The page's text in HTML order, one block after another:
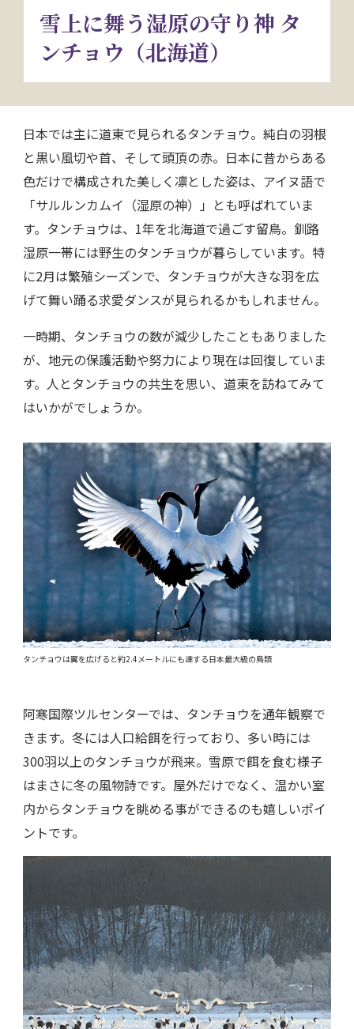
電話にてお問い合わせ
検索
雪上に舞う湿原の守り神 タ
ンチョウ（北海道）
日本では主に道東で見られるタンチョウ。純白の羽根
と黒い風切や首、そして頭頂の赤。日本に昔からある
色だけで構成された美しく凛とした姿は、アイヌ語で
「サルルンカムイ（湿原の神）」とも呼ばれていま
す。タンチョウは、1年を北海道で過ごす留鳥。釧路
湿原一帯には野生のタンチョウが暮らしています。特
に2月は繁殖シーズンで、タンチョウが大きな羽を広
げて舞い踊る求愛ダンスが見られるかもしれません。
一時期、タンチョウの数が減少したこともありました
が、地元の保護活動や努力により現在は回復していま
す。人とタンチョウの共生を思い、道東を訪ねてみて
はいかがでしょうか。
タンチョウは翼を広げると約2.4メートルにも達する日本最大級の鳥類
阿寒国際ツルセンターでは、タンチョウを通年観察で
きます。冬には人口給餌を行っており、多い時には
300羽以上のタンチョウが飛来。雪原で餌を食む様子
はまさに冬の風物詩です。屋外だけでなく、温かい室
内からタンチョウを眺める事ができるのも嬉しいポイ
ントです。